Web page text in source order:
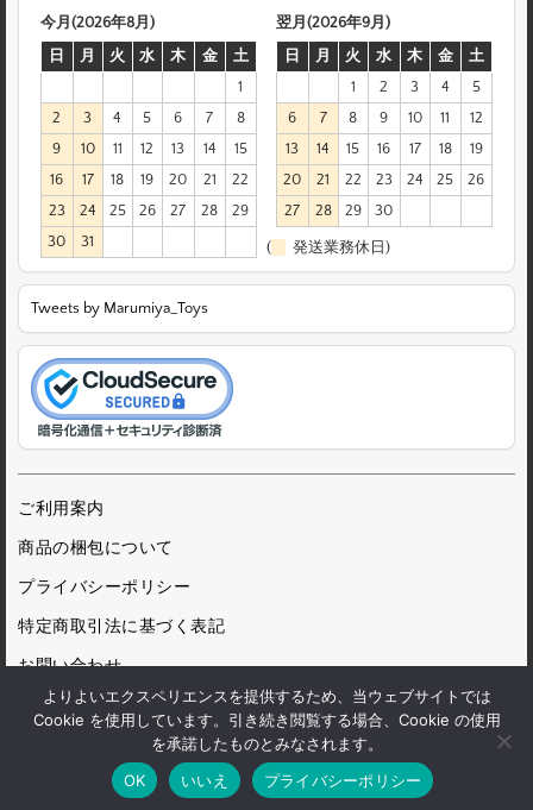
今月(2026年8月)
日
月 火 水 木 金
土
1
2
3 4 5 6 7
8
9
10 11 12 13 14
15
16
17 18 19 20 21
22
23
24 25 26 27 28
29
30
31
翌月(2026年9月)
日
月 火 水 木 金
土
1
2 3 4
5
6
7 8 9 10 11
12
13
14 15 16 17 18
19
20
21 22 23 24 25
26
27
28 29 30
( 発送業務休日)
Tweets by Marumiya_Toys
ご利用案内
商品の梱包について
プライバシーポリシー
特定商取引法に基づく表記
お問い合わせ
© 1972 Marumiya Gangu Ltd.
よりよいエクスペリエンスを提供するため、当ウェブサイトでは
Cookie を使用しています。引き続き閲覧する場合、Cookie の使用
を承諾したものとみなされます。
OK
いいえ プライバシーポリシー